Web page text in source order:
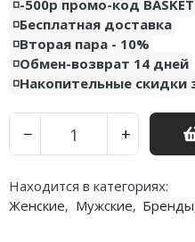
◽️-500р промо-код BASKET
◽️Бесплатная доставка
◽️Вторая пара - 10%
◽️Обмен-возврат 14 дней
◽️Накопительные
− +
Находится в категориях:
Женские, Мужские, Бренды